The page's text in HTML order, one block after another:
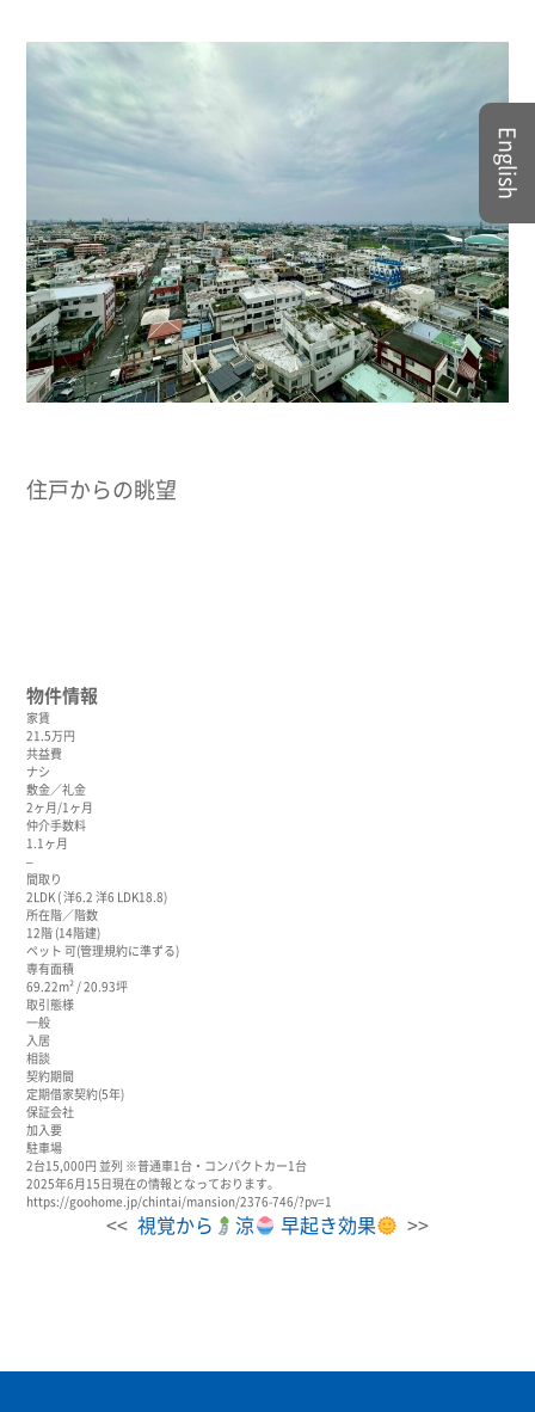
住戸からの眺望
物件情報
家賃
21.5万円
共益費
ナシ
敷金／礼金
2ヶ月/1ヶ月
仲介手数料
1.1ヶ月
–
間取り
2LDK ( 洋6.2 洋6 LDK18.8)
所在階／階数
12階 (14階建)
ペット 可(管理規約に準ずる)
専有面積
69.22m² / 20.93坪
取引態様
一般
入居
相談
契約期間
定期借家契約(5年)
保証会社
加入要
駐車場
2台15,000円 並列 ※普通車1台・コンパクトカー1台
2025年6月15日現在の情報となっております。
https://goohome.jp/chintai/mansion/2376-746/?pv=1
<< 視覚から 涼 早起き効果 >>
English